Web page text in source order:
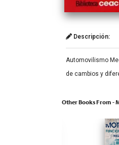
Descripción:
Automovilismo
de cambios y
Other Books From -